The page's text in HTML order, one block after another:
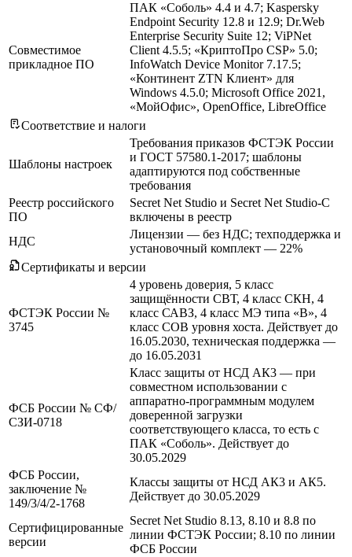
Совместимое
прикладное ПО
ПАК «Соболь» 4.4 и 4.7; Kaspersky
Endpoint Security 12.8 и 12.9; Dr.Web
Enterprise Security Suite 12; ViPNet
Client 4.5.5; «КриптоПро CSP» 5.0;
InfoWatch Device Monitor 7.17.5;
«Континент ZTN Клиент» для
Windows 4.5.0; Microsoft Office 2021,
«МойОфис», OpenOffice, LibreOffice
Соответствие и налоги
Шаблоны настроек
Требования приказов ФСТЭК России
и ГОСТ 57580.1-2017; шаблоны
адаптируются под собственные
требования
Реестр российского
ПО
Secret Net Studio и Secret Net Studio-C
включены в реестр
НДС
Лицензии — без НДС; техподдержка и
установочный комплект — 22%
Сертификаты и версии
ФСТЭК России №
3745
4 уровень доверия, 5 класс
защищённости СВТ, 4 класс СКН, 4
класс САВЗ, 4 класс МЭ типа «В», 4
класс СОВ уровня хоста. Действует до
16.05.2030, техническая поддержка —
до 16.05.2031
ФСБ России № СФ/
СЗИ-0718
Класс защиты от НСД АК3 — при
совместном использовании с
аппаратно-программным модулем
доверенной загрузки
соответствующего класса, то есть с
ПАК «Соболь». Действует до
30.05.2029
ФСБ России,
заключение №
149/3/4/2-1768
Классы защиты от НСД АК3 и АК5.
Действует до 30.05.2029
Сертифицированные
версии
Secret Net Studio 8.13, 8.10 и 8.8 по
линии ФСТЭК России; 8.10 по линии
ФСБ России